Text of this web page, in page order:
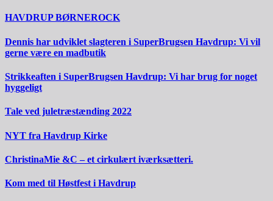
HAVDRUP BØRNEROCK
Dennis har udviklet slagteren i SuperBrugsen Havdrup: Vi vil
gerne være en madbutik
Strikkeaften i SuperBrugsen Havdrup: Vi har brug for noget
hyggeligt
Tale ved juletræstænding 2022
NYT fra Havdrup Kirke
ChristinaMie &C – et cirkulært iværksætteri.
Kom med til Høstfest i Havdrup